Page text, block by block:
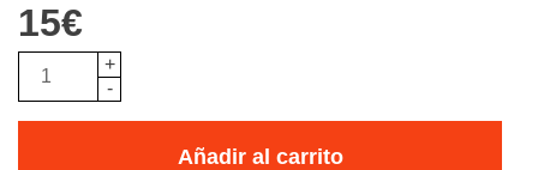
15€
+
-
Añadir al carrito